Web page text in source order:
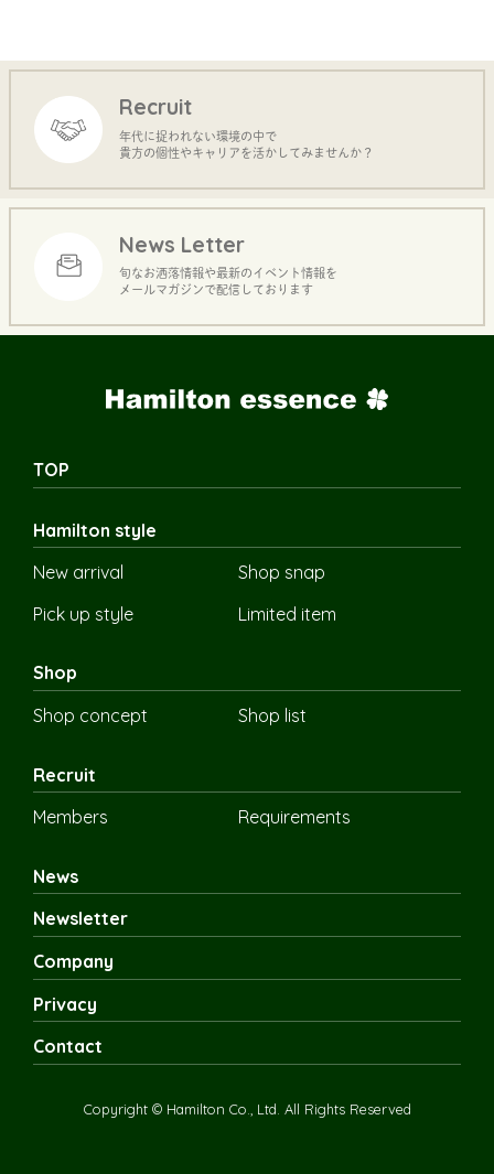
Recruit
年代に捉われない環境の中で
貴方の個性やキャリアを活かしてみませんか？
News Letter
旬なお洒落情報や最新のイベント情報を
メールマガジンで配信しております
TOP
Hamilton style
New arrival
Shop snap
Pick up style
Limited item
Shop
Shop concept
Shop list
Recruit
Members
Requirements
News
Newsletter
Company
Privacy
Contact
Copyright © Hamilton Co., Ltd. All Rights Reserved